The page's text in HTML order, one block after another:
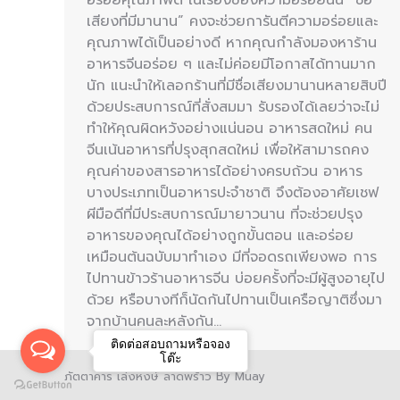
เสียงที่มีมานาน” คงจะช่วยการันตีความอร่อยและ
คุณภาพได้เป็นอย่างดี หากคุณกำลังมองหาร้าน
อาหารจีนอร่อย ๆ และไม่ค่อยมีโอกาสได้ทานมาก
นัก แนะนำให้เลอกร้านที่มีชื่อเสียงมานานหลายสิบปี
ด้วยประสบการณ์ที่สั่งสมมา รับรองได้เลยว่าจะไม่
ทำให้คุณผิดหวังอย่างแน่นอน อาหารสดใหม่ คน
จีนเน้นอาหารที่ปรุงสุกสดใหม่ เพื่อให้สามารถคง
คุณค่าของสารอาหารได้อย่างครบถ้วน อาหาร
บางประเภทเป็นอาหารปะจำชาติ จึงต้องอาศัยเชฟ
ผีมือดีที่มีประสบการณ์มายาวนาน ที่จะช่วยปรุง
อาหารของคุณได้อย่างถูกขั้นตอน และอร่อย
เหมือนต้นฉบับมาทำเอง มีที่จอดรถเพียงพอ การ
ไปทานข้าวร้านอาหารจีน บ่อยครั้งที่จะมีผู้สูงอายุไป
ด้วย หรือบางทีก็นัดกันไปทานเป็นเครือญาติซึ่งมา
จากบ้านคนละหลังกัน…
ภัตตาคาร เล่งหงษ์ ลาดพร้าว By Muay
ติดต่อสอบถามหรือจอง
โต๊ะ